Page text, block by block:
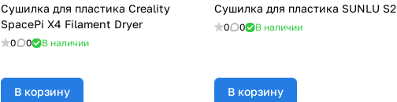
Сушилка для пластика Creality
SpacePi X4 Filament Dryer
0 0 В наличии
В корзину
Сушилка для пластика SUNLU S2
0 0 В наличии
В корзину